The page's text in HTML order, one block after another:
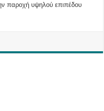
παροχή υψηλού επιπέδου